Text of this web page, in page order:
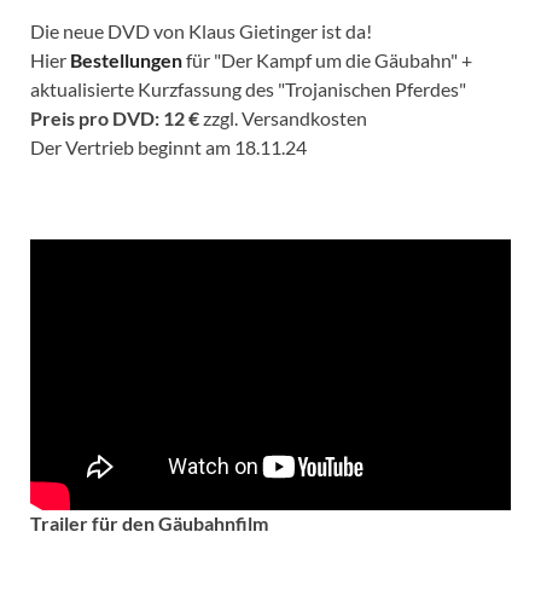
Die neue DVD von Klaus Gietinger ist da!
Hier Bestellungenfür "Der Kampf um die Gäubahn" +
aktualisierte Kurzfassung des "Trojanischen Pferdes"
Preis pro DVD: 12 €zzgl. Versandkosten
Der Vertrieb beginnt am 18.11.24
Trailer für den Gäubahnfilm